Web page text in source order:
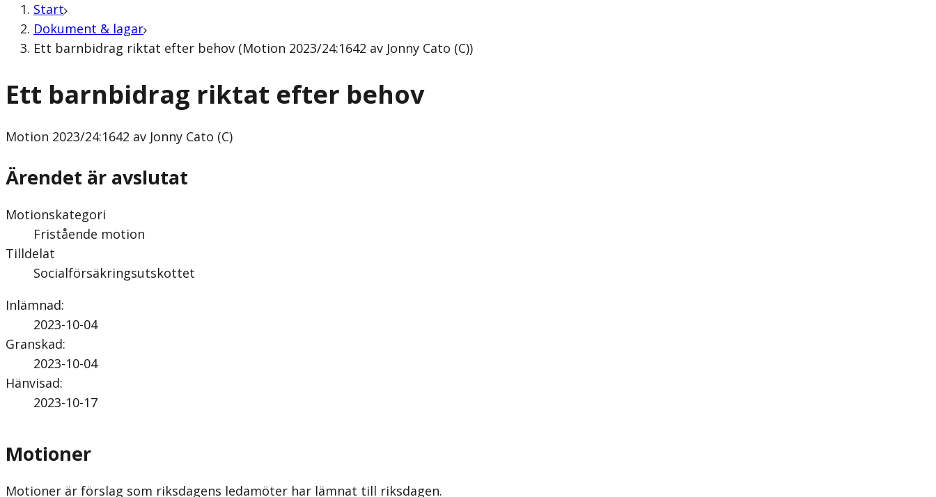
Start
Dokument & lagar
Ett barnbidrag riktat efter behov (Motion 2023/24:1642 av Jonny Cato (C))
Ett barnbidrag riktat efter behov
Motion 2023/24:1642 av Jonny Cato (C)
Ärendet är avslutat
Motionskategori
Fristående motion
Tilldelat
Socialförsäkringsutskottet
Inlämnad:
2023-10-04
Granskad:
2023-10-04
Hänvisad:
2023-10-17
Motioner
Motioner är förslag som riksdagens ledamöter har lämnat till riksdagen.